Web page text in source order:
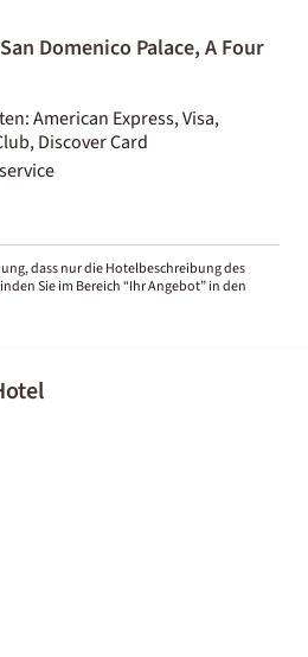
Domenico Palace, A Four
American Express, Visa,
Discover Card
dass nur die Hotelbeschreibung des
Sie im Bereich “Ihr Angebot” in den